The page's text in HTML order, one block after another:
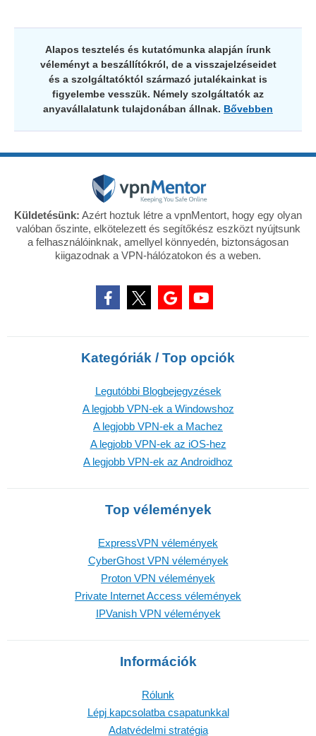
Alapos tesztelés és kutatómunka alapján írunk
véleményt a beszállítókról, de a visszajelzéseidet
és a szolgáltatóktól származó jutalékainkat is
figyelembe vesszük. Némely szolgáltatók az
anyavállalatunk tulajdonában állnak. Bővebben
Küldetésünk: Azért hoztuk létre a vpnMentort, hogy egy olyan
valóban őszinte, elkötelezett és segítőkész eszközt nyújtsunk
a felhasználóinknak, amellyel könnyedén, biztonságosan
kiigazodnak a VPN-hálózatokon és a weben.
Kategóriák / Top opciók
Legutóbbi Blogbejegyzések
A legjobb VPN-ek a Windowshoz
A legjobb VPN-ek a Machez
A legjobb VPN-ek az iOS-hez
A legjobb VPN-ek az Androidhoz
Top vélemények
ExpressVPN vélemények
CyberGhost VPN vélemények
Proton VPN vélemények
Private Internet Access vélemények
IPVanish VPN vélemények
Információk
Rólunk
Lépj kapcsolatba csapatunkkal
Adatvédelmi stratégia